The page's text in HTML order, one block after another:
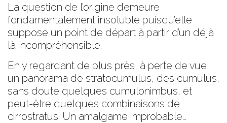
La question de l’origine demeure
fondamentalement insoluble puisqu’elle
suppose un point de départ à partir d’un déjà
là incompréhensible.
En y regardant de plus près, à perte de vue :
un panorama de stratocumulus, des cumulus,
sans doute quelques cumulonimbus, et
peut-être quelques combinaisons de
cirrostratus. Un amalgame improbable…